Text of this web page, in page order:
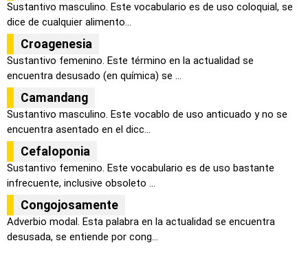
Sustantivo masculino. Este vocabulario es de uso coloquial, se
dice de cualquier alimento...
Croagenesia
Sustantivo femenino. Este término en la actualidad se
encuentra desusado (en química) se ...
Camandang
Sustantivo masculino. Este vocablo de uso anticuado y no se
encuentra asentado en el dicc...
Cefaloponia
Sustantivo femenino. Este vocabulario es de uso bastante
infrecuente, inclusive obsoleto ...
Congojosamente
Adverbio modal. Esta palabra en la actualidad se encuentra
desusada, se entiende por cong...